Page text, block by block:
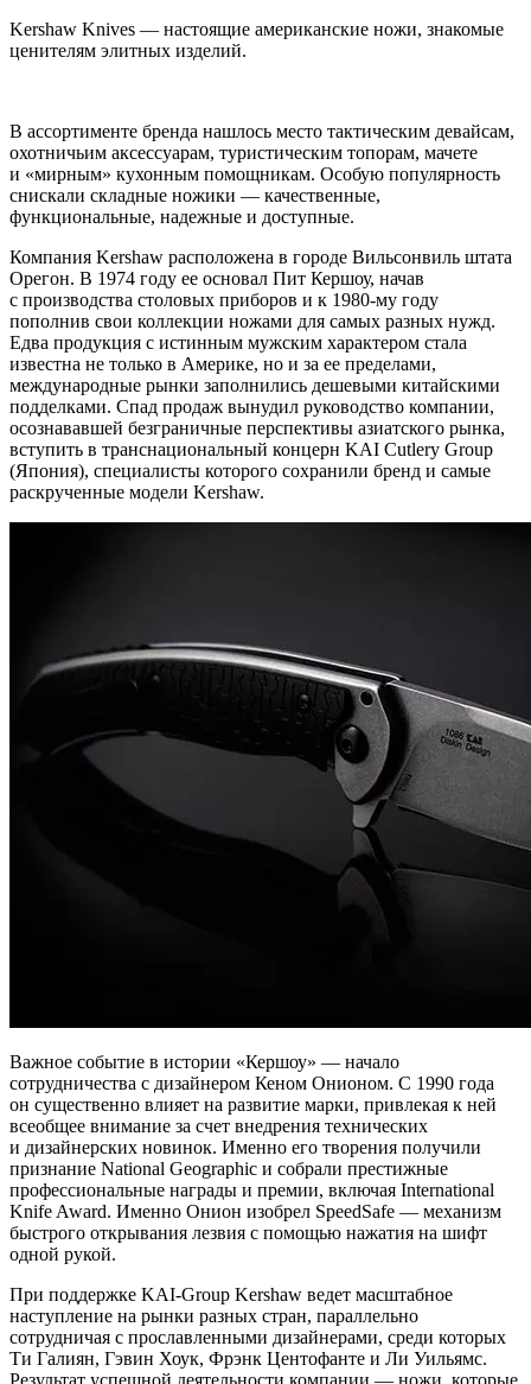
Kershaw Knives — настоящие американские ножи, знакомые
ценителям элитных изделий.
В ассортименте бренда нашлось место тактическим девайсам,
охотничьим аксессуарам, туристическим топорам, мачете
и «мирным» кухонным помощникам. Особую популярность
снискали складные ножики — качественные,
функциональные, надежные и доступные.
Компания Kershaw расположена в городе Вильсонвиль штата
Орегон. В 1974 году ее основал Пит Кершоу, начав
с производства столовых приборов и к 1980-му году
пополнив свои коллекции ножами для самых разных нужд.
Едва продукция с истинным мужским характером стала
известна не только в Америке, но и за ее пределами,
международные рынки заполнились дешевыми китайскими
подделками. Спад продаж вынудил руководство компании,
осознававшей безграничные перспективы азиатского рынка,
вступить в транснациональный концерн KAI Cutlery Group
(Япония), специалисты которого сохранили бренд и самые
раскрученные модели Kershaw.
Важное событие в истории «Кершоу» — начало
сотрудничества с дизайнером Кеном Онионом. С 1990 года
он существенно влияет на развитие марки, привлекая к ней
всеобщее внимание за счет внедрения технических
и дизайнерских новинок. Именно его творения получили
признание National Geographic и собрали престижные
профессиональные награды и премии, включая International
Knife Award. Именно Онион изобрел SpeedSafe — механизм
быстрого открывания лезвия с помощью нажатия на шифт
одной рукой.
При поддержке KAI-Group Kershaw ведет масштабное
наступление на рынки разных стран, параллельно
сотрудничая с прославленными дизайнерами, среди которых
Ти Галиян, Гэвин Хоук, Фрэнк Центофанте и Ли Уильямс.
Результат успешной деятельности компании — ножи, которые